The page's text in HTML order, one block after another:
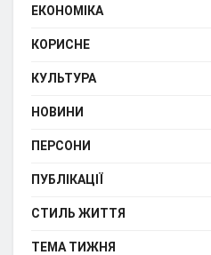
ЕКОНОМІКА
КОРИСНЕ
КУЛЬТУРА
НОВИНИ
ПЕРСОНИ
ПУБЛІКАЦІЇ
СТИЛЬ ЖИТТЯ
ТЕМА ТИЖНЯ